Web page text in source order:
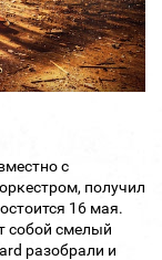
с
получил
16 мая.
собой смелый
разобрали и